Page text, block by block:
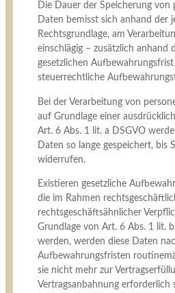
Die Dauer der Speicherung von
Daten bemisst sich anhand der
Rechtsgrundlage, am
einschlägig – zusätzlich anhand
gesetzlichen Aufbewahrungsfrist
steuerrechtliche
Bei der Verarbeitung von
auf Grundlage einer
Art. 6 Abs. 1 lit. a DSGVO
Daten so lange gespeichert, bis
widerrufen.
Existieren gesetzliche
die im Rahmen
rechtsgeschäftsähnlicher
Grundlage von Art. 6 Abs. 1 lit.
werden, werden diese Daten
Aufbewahrungsfristen
sie nicht mehr zur
Vertragsanbahnung erforderlich